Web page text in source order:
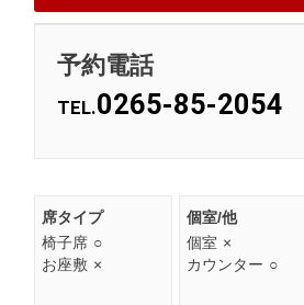
予約電話
TEL.0265-85-2054
席タイプ
椅子席 ○
お座敷 ×
個室/他
個室 ×
カウンター ○